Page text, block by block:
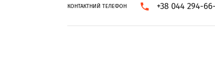
КОНТАКТНИЙ ТЕЛЕФОН +38 044 294-